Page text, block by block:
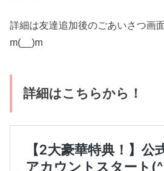
詳細は友達追加後のごあいさつ画
m(__)m
詳細はこちらから！